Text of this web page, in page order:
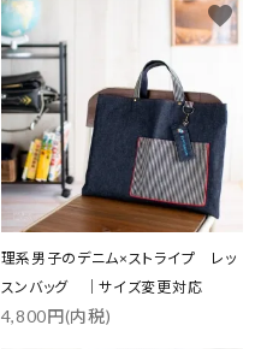
理系男子のデニム×ストライプ レッ
スンバッグ ｜サイズ変更対応
4,800円(内税)
favorite